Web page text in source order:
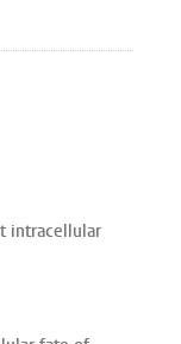
intracellular